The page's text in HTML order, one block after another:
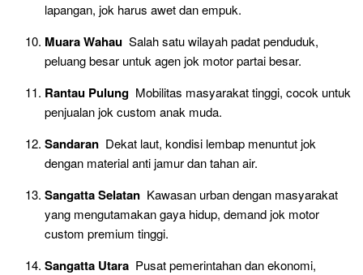
lapangan, jok harus awet dan empuk.
Muara Wahau Salah satu wilayah padat penduduk,
peluang besar untuk agen jok motor partai besar.
Rantau Pulung Mobilitas masyarakat tinggi, cocok untuk
penjualan jok custom anak muda.
Sandaran Dekat laut, kondisi lembap menuntut jok
dengan material anti jamur dan tahan air.
Sangatta Selatan Kawasan urban dengan masyarakat
yang mengutamakan gaya hidup, demand jok motor
custom premium tinggi.
Sangatta Utara Pusat pemerintahan dan ekonomi,